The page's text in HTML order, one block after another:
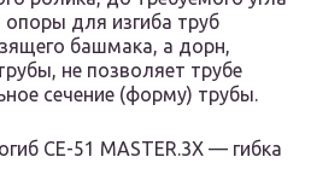
для изгиба труб
башмака, а дорн,
не позволяет трубе
сечение (форму) трубы.
СЕ-51 MASTER.3X — гибка